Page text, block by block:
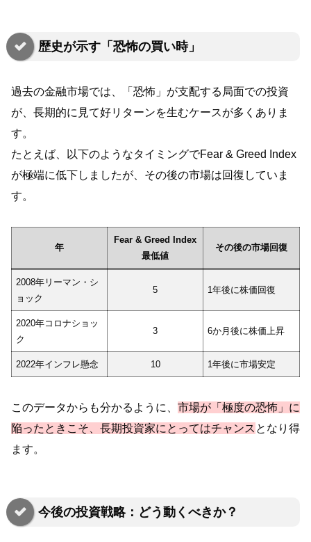
歴史が示す「恐怖の買い時」
過去の金融市場では、「恐怖」が支配する局面での投資
が、長期的に見て好リターンを生むケースが多くありま
す。
たとえば、以下のようなタイミングでFear & Greed Index
が極端に低下しましたが、その後の市場は回復していま
す。
年
Fear & Greed Index
最低値
その後の市場回復
2008年リーマン・シ
ョック
5 1年後に株価回復
2020年コロナショッ
ク
3 6か月後に株価上昇
2022年インフレ懸念 10 1年後に市場安定
このデータからも分かるように、 市場が「極度の恐怖」に
陥ったときこそ、長期投資家にとってはチャンス となり得
ます。
今後の投資戦略：どう動くべきか？